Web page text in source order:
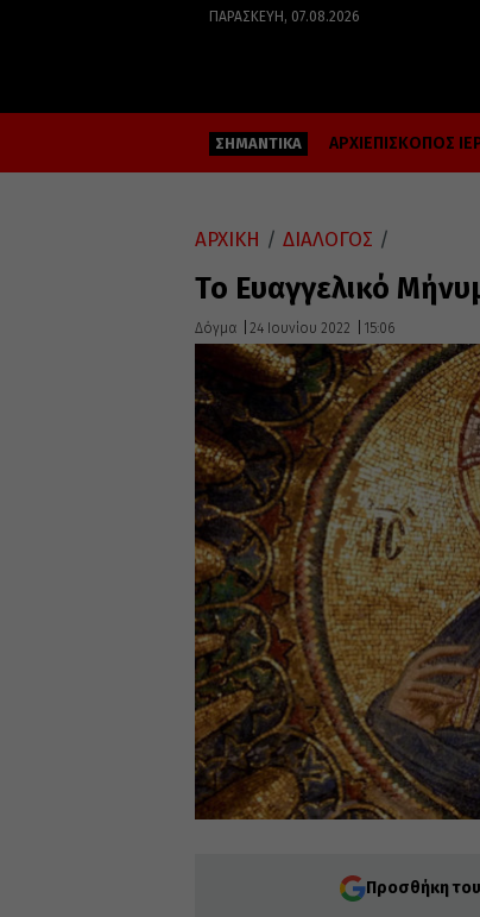
ΠΑΡΑΣΚΕΥΉ, 07.08.2026
ΣΗΜΑΝΤΙΚΑ ΑΡΧΙΕΠΙΣΚΟΠΟΣ
ΑΡΧΙΚΗ / ΔΙΑΛΟΓΟΣ /
Το Ευαγγελικό
Δόγμα 24 Ιουνίου 2022 15:06
Προσθήκη